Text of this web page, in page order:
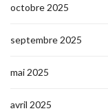
octobre 2025
septembre 2025
mai 2025
avril 2025